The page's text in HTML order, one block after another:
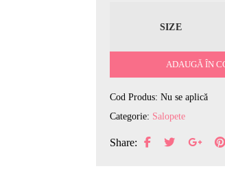
SIZE
ADAUGĂ ÎN
Cod Produs: Nu se aplică
Categorie: Salopete
Share: